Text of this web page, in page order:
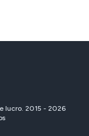
lucro. 2015 - 2026